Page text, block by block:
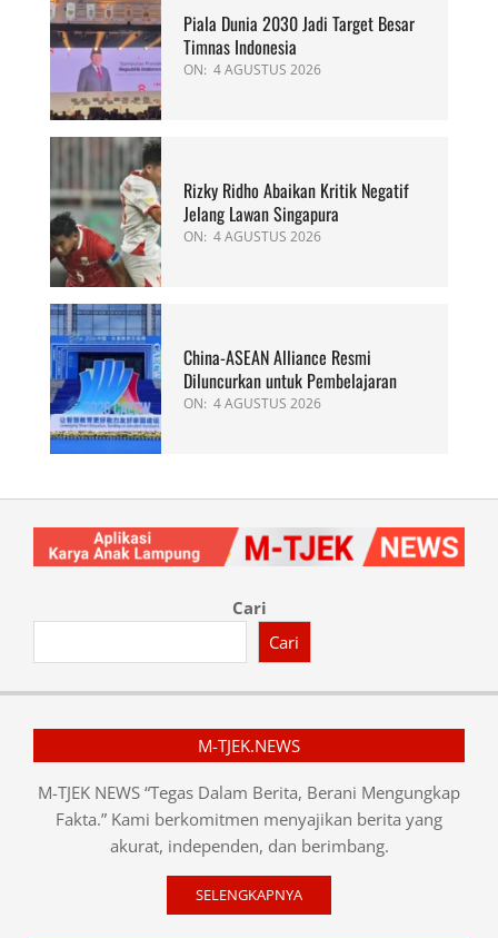
Piala Dunia 2030 Jadi Target Besar
Timnas Indonesia
ON: 4 AGUSTUS 2026
Rizky Ridho Abaikan Kritik Negatif
Jelang Lawan Singapura
ON: 4 AGUSTUS 2026
China-ASEAN Alliance Resmi
Diluncurkan untuk Pembelajaran
ON: 4 AGUSTUS 2026
Cari
Cari
M-TJEK.NEWS
M-TJEK NEWS “Tegas Dalam Berita, Berani Mengungkap
Fakta.” Kami berkomitmen menyajikan berita yang
akurat, independen, dan berimbang.
SELENGKAPNYA